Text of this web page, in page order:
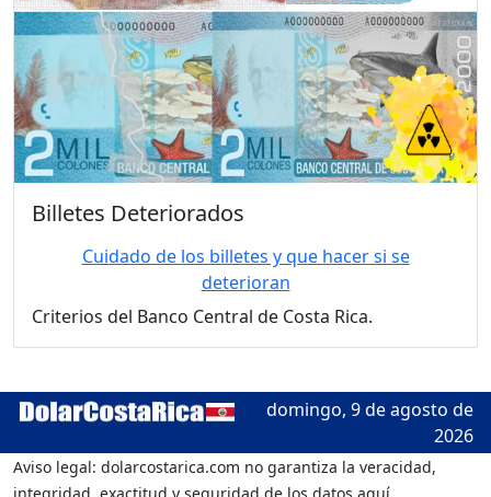
Billetes Deteriorados
Cuidado de los billetes y que hacer si se
deterioran
Criterios del Banco Central de Costa Rica.
domingo, 9 de agosto de
2026
Aviso legal: dolarcostarica.com no garantiza la veracidad,